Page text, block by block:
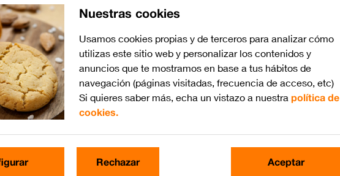
Nuestras cookies
Usamos cookies propias y de terceros para analizar cómo
utilizas este sitio web y personalizar los contenidos y
anuncios que te mostramos en base a tus hábitos de
navegación (páginas visitadas, frecuencia de acceso, etc)
Si quieres saber más, echa un vistazo a nuestra política de
cookies.
Rechazar Aceptar